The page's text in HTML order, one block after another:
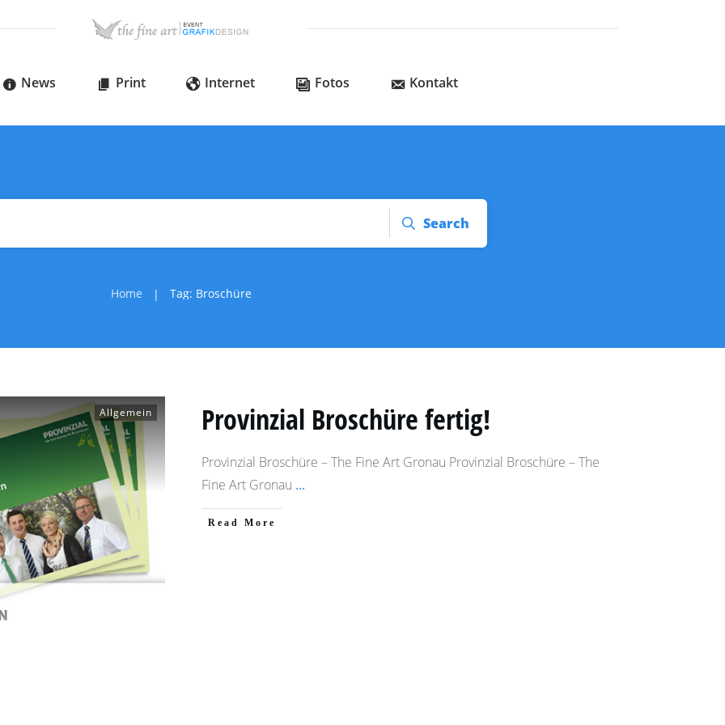
News Print Internet Fotos Kontakt
Search
Home | Tag: Broschüre
Allgemein Provinzial Broschüre fertig!
Provinzial Broschüre – The Fine Art Gronau Provinzial Broschüre – The
Fine Art Gronau ...
​Read More